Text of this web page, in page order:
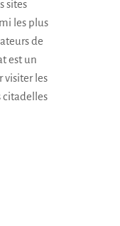
sites
les plus
de
est un
visiter les
citadelles